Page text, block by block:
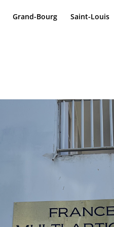
Grand-Bourg Saint-Louis